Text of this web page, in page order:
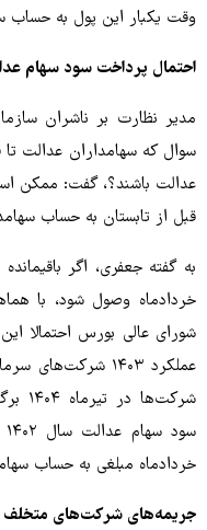
وقت یکبار این پول به حساب
احتمال پرداخت سود سهام
مدیر نظارت بر ناشران
سوال که سهامداران عدالت تا
قبل از تابستان به حساب
خردادماه وصول شود، با
شورای عالی بورس احتمالا
عملکرد ۱۴۰۳
خردادماه مبلغی به حساب
جریمه‌های شرکت‌های متخلف